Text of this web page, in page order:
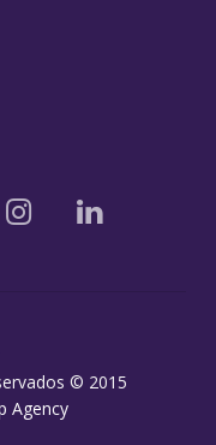
© 2015
Agency